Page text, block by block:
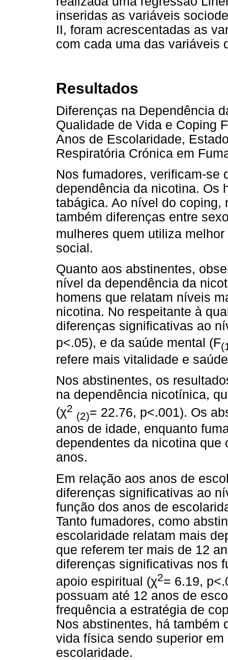
inseridas as variáveis
II, foram acrescentadas as
com cada uma das variáveis
Resultados
Diferenças na Dependência
Qualidade de Vida e Coping
Anos de Escolaridade,
Respiratória Crónica em
Nos fumadores, verificam-se
dependência da nicotina. Os
tabágica. Ao nível do coping,
também diferenças entre
mulheres quem utiliza
social.
Quanto aos abstinentes,
nível da dependência da
homens que relatam níveis
nicotina. No respeitante à
diferenças significativas ao
p<.05), e da saúde mental (F
refere mais vitalidade e
Nos abstinentes, os
na dependência nicotínica,
(χ2
(2)= 22.76, p<.001). Os
anos de idade, enquanto
dependentes da nicotina
anos.
Em relação aos anos de
diferenças significativas ao
função dos anos de
Tanto fumadores, como
escolaridade relatam mais
que referem ter mais de 12
diferenças significativas nos
apoio espiritual (χ2= 6.19,
possuam até 12 anos de
frequência a estratégia de
Nos abstinentes, há também
vida física sendo superior
escolaridade.